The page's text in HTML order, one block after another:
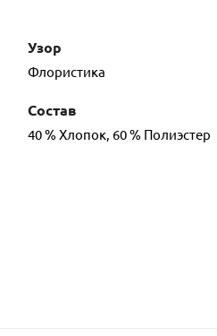
Узор
Флористика
Состав
40 % Хлопок, 60 % Полиэстер